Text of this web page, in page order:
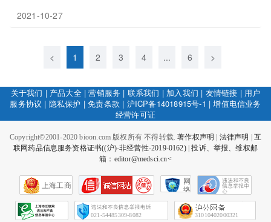
2021-10-27
< 1 2 3 4 ... 6 >
关于我们 | 产品大全|营销服务 | 联系我们 | 加入我们 | 友情链接 | 用户
服务协议 | 隐私保护 |免责条款 | 沪ICP备14018915号-1 |增值电信业务
经营许可证
Copyright©2001-2020 bioon.com 版权所有 不得转载.著作权声明 法律声明
互
联网药品信息服务资格证书((沪)-非经营性-2019-0162)|投诉、举报、维权邮
箱：editor@medsci.cn<
上海工商
网
络
会
征
021-54485309-8082 31010402000321